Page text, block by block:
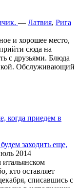
— Латвия, Рига
и хорошее место,
сюда на
с друзьями. Блюда
Обслуживающий
когда приедем в
заходить еще,
2014
кто оставляет
списавшись с